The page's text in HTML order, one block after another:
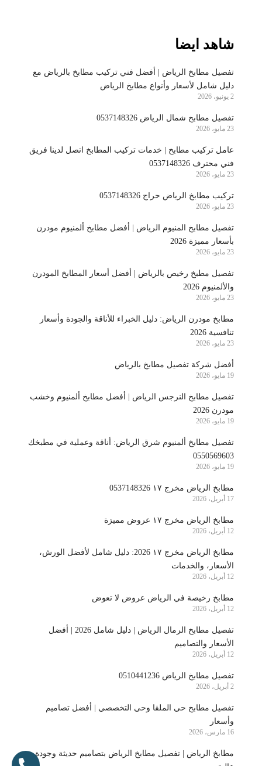
شاهد ايضا
تفصيل مطابخ الرياض | أفضل فني تركيب مطابخ بالرياض مع
دليل شامل لأسعار وأنواع مطابخ الرياض
2 يونيو، 2026
تفصيل مطابخ شمال الرياض 0537148326
23 مايو، 2026
عامل تركيب مطابخ | خدمات تركيب المطابخ اتصل لدينا فريق
فني محترف 0537148326
23 مايو، 2026
تركيب مطابخ الرياض حراج 0537148326
23 مايو، 2026
تفصيل مطابخ المنيوم الرياض | أفضل مطابخ ألمنيوم مودرن
بأسعار مميزة 2026
23 مايو، 2026
تفصيل مطبخ رخيص بالرياض | أفضل أسعار المطابخ المودرن
والألمنيوم 2026
23 مايو، 2026
مطابخ مودرن الرياض: دليل الخبراء للأناقة والجودة وأسعار
تنافسية 2026
23 مايو، 2026
أفضل شركة تفصيل مطابخ بالرياض
19 مايو، 2026
تفصيل مطابخ النرجس الرياض | أفضل مطابخ ألمنيوم وخشب
مودرن 2026
19 مايو، 2026
تفصيل مطابخ ألمنيوم شرق الرياض: أناقة وعملية في مطبخك
0550569603
19 مايو، 2026
مطابخ الرياض مخرج ١٧ 0537148326
17 أبريل، 2026
مطابخ الرياض مخرج ١٧ عروض مميزة
12 أبريل، 2026
مطابخ الرياض مخرج ١٧ 2026: دليل شامل لأفضل الورش،
الأسعار، والخدمات
12 أبريل، 2026
مطابخ رخيصة في الرياض عروض لا تعوض
12 أبريل، 2026
تفصيل مطابخ الرمال الرياض | دليل شامل 2026 | أفضل
الأسعار والتصاميم
12 أبريل، 2026
تفصيل مطابخ الرياض 0510441236
2 أبريل، 2026
تفصيل مطابخ حي الملقا وحي التخصصي | أفضل تصاميم
وأسعار
16 مارس، 2026
مطابخ الرياض | تفصيل مطابخ الرياض بتصاميم حديثة وجودة